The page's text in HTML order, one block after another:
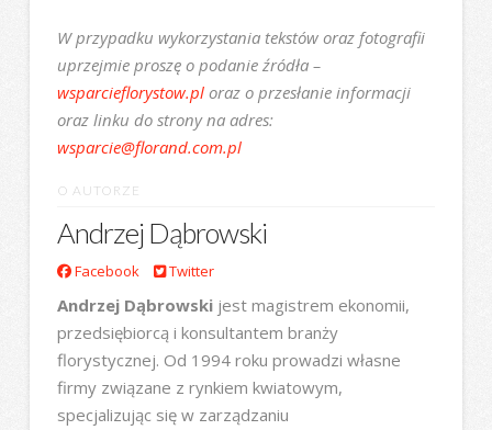
W przypadku wykorzystania tekstów oraz fotografii
uprzejmie proszę o podanie źródła –
wsparcieflorystow.ploraz o przesłanie informacji
oraz linku do strony na adres:
wsparcie@florand.com.pl
O AUTORZE
Andrzej Dąbrowski
Facebook Twitter
Andrzej Dąbrowskijest magistrem ekonomii,
przedsiębiorcą i konsultantem branży
florystycznej. Od 1994 roku prowadzi własne
firmy związane z rynkiem kwiatowym,
specjalizując się w zarządzaniu